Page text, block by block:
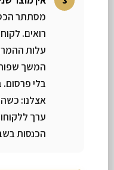
מסתתר
רואים.
עלות
המשך
בלי פרסום.
אצלנו:
ערך
הכנסות